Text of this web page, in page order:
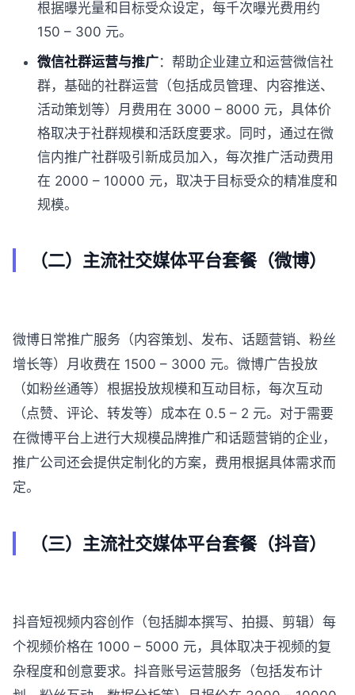
根据曝光量和目标受众设定，每千次曝光费用约
150 – 300 元。
微信社群运营与推广：帮助企业建立和运营微信社
群，基础的社群运营（包括成员管理、内容推送、
活动策划等）月费用在 3000 – 8000 元，具体价
格取决于社群规模和活跃度要求。同时，通过在微
信内推广社群吸引新成员加入，每次推广活动费用
在 2000 – 10000 元，取决于目标受众的精准度和
规模。
（二）主流社交媒体平台套餐（微博）
微博日常推广服务（内容策划、发布、话题营销、粉丝
增长等）月收费在 1500 – 3000 元。微博广告投放
（如粉丝通等）根据投放规模和互动目标，每次互动
（点赞、评论、转发等）成本在 0.5 – 2 元。对于需要
在微博平台上进行大规模品牌推广和话题营销的企业，
推广公司还会提供定制化的方案，费用根据具体需求而
定。
（三）主流社交媒体平台套餐（抖音）
抖音短视频内容创作（包括脚本撰写、拍摄、剪辑）每
个视频价格在 1000 – 5000 元，具体取决于视频的复
杂程度和创意要求。抖音账号运营服务（包括发布计